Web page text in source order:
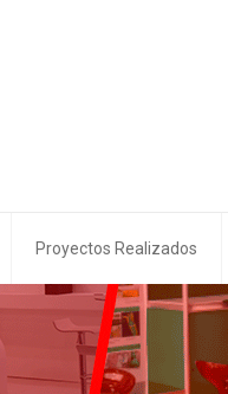
Proyectos Realizados